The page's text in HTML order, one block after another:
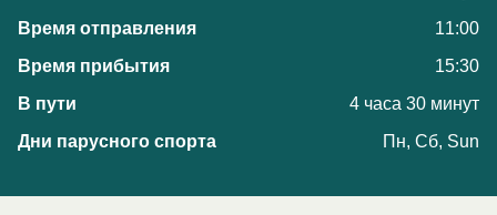
11:00
15:30
4 часа 30 минут
Пн, Сб, Sun